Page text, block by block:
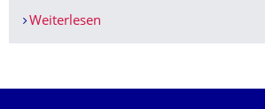
Weiterlesen